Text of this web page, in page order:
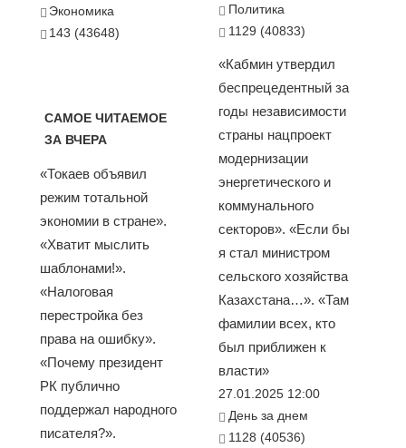
Экономика
143 (43648)
САМОЕ ЧИТАЕМОЕ
ЗА ВЧЕРА
«Токаев объявил
режим тотальной
экономии в стране».
«Хватит мыслить
шаблонами!».
«Налоговая
перестройка без
права на ошибку».
«Почему президент
РК публично
поддержал народного
писателя?».
Политика
1129 (40833)
«Кабмин утвердил
беспрецедентный за
годы независимости
страны нацпроект
модернизации
энергетического и
коммунального
секторов». «Если бы
я стал министром
сельского хозяйства
Казахстана…». «Там
фамилии всех, кто
был приближен к
власти»
27.01.2025 12:00
День за днем
1128 (40536)